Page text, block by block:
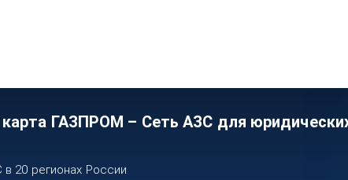
карта ГАЗПРОМ – Сеть АЗС для
в 20 регионах России